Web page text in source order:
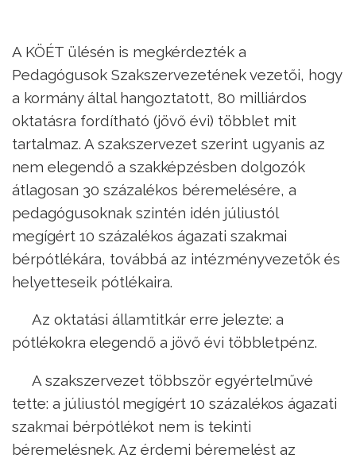
A KÖÉT ülésén is megkérdezték a
Pedagógusok Szakszervezetének vezetői, hogy
a kormány által hangoztatott, 80 milliárdos
oktatásra fordítható (jövő évi) többlet mit
tartalmaz. A szakszervezet szerint ugyanis az
nem elegendő a szakképzésben dolgozók
átlagosan 30 százalékos béremelésére, a
pedagógusoknak szintén idén júliustól
megígért 10 százalékos ágazati szakmai
bérpótlékára, továbbá az intézményvezetők és
helyetteseik pótlékaira.
Az oktatási államtitkár erre jelezte: a
pótlékokra elegendő a jövő évi többletpénz.
A szakszervezet többször egyértelművé
tette: a júliustól megígért 10 százalékos ágazati
szakmai bérpótlékot nem is tekinti
béremelésnek. Az érdemi béremelést az